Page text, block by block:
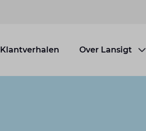
Klantverhalen Over Lansigt